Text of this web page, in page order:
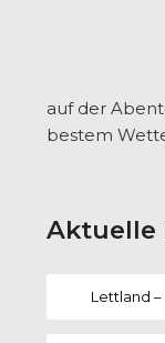
auf der
bestem
Aktuelle
Lettland